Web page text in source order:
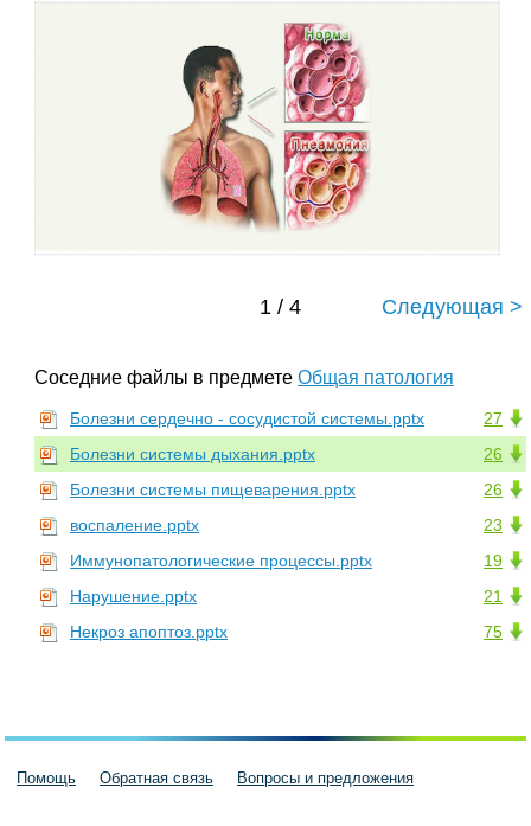
1 / 4 Следующая >
Соседние файлы в предмете Общая патология
27
Болезни сердечно - сосудистой системы.pptx
26
Болезни системы дыхания.pptx
26
Болезни системы пищеварения.pptx
23
воспаление.pptx
19
Иммунопатологические процессы.pptx
21
Нарушение.pptx
75
Некроз апоптоз.pptx
Помощь Обратная связь Вопросы и предложения